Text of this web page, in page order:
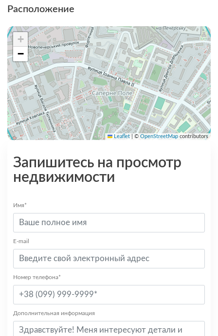
Расположение
+
−
Leaflet © OpenStreetMap contributors
Запишитесь на просмотр
недвижимости
Имя*
E-mail
Номер телефона*
Дополнительная информация